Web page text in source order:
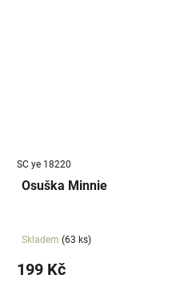
SC ye 18220
Osuška Minnie
Skladem (63 ks)
199 Kč